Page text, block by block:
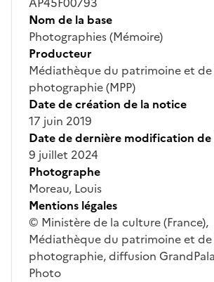
Nom de la base
Photographies (Mémoire)
Producteur
Médiathèque du patrimoine et de
photographie (MPP)
Date de création de la notice
17 juin 2019
Date de dernière modification
9 juillet 2024
Photographe
Moreau, Louis
Mentions légales
© Ministère de la culture (France),
Médiathèque du patrimoine et de
photographie, diffusion
Photo